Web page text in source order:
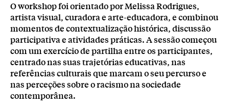
O workshop foi orientado por Melissa Rodrigues,
artista visual, curadora e arte-educadora, e combinou
momentos de contextualização histórica, discussão
participativa e atividades práticas. A sessão começou
com um exercício de partilha entre os participantes,
centrado nas suas trajetórias educativas, nas
referências culturais que marcam o seu percurso e
nas perceções sobre o racismo na sociedade
contemporânea.